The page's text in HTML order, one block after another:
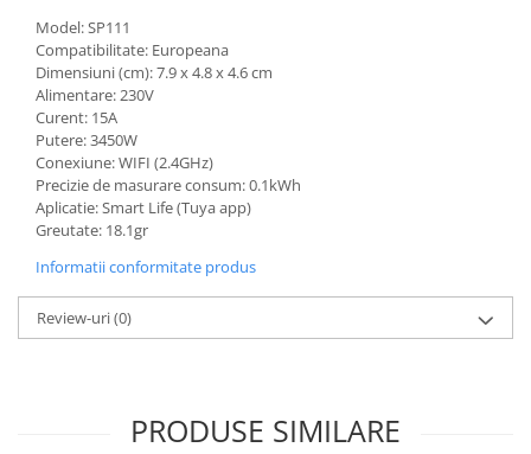
Model: SP111
Compatibilitate: Europeana
Dimensiuni (cm): 7.9 x 4.8 x 4.6 cm
Alimentare: 230V
Curent: 15A
Putere: 3450W
Conexiune: WIFI (2.4GHz)
Precizie de masurare consum: 0.1kWh
Aplicatie: Smart Life (Tuya app)
Greutate: 18.1gr
Informatii conformitate produs
Review-uri(0)
PRODUSE SIMILARE